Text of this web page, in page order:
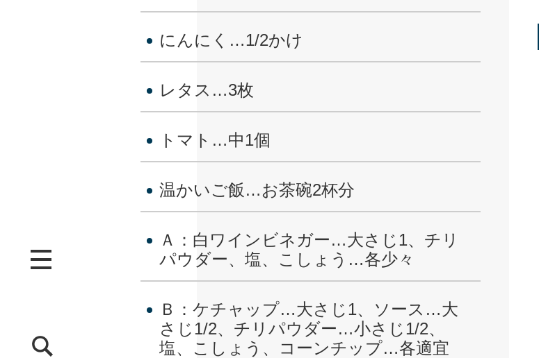
にんにく…1/2かけ
レタス…3枚
トマト…中1個
温かいご飯…お茶碗2杯分
Ａ：白ワインビネガー…大さじ1、チリ
パウダー、塩、こしょう…各少々
Ｂ：ケチャップ…大さじ1、ソース…大
さじ1/2、チリパウダー…小さじ1/2、
塩、こしょう、コーンチップ…各適宜